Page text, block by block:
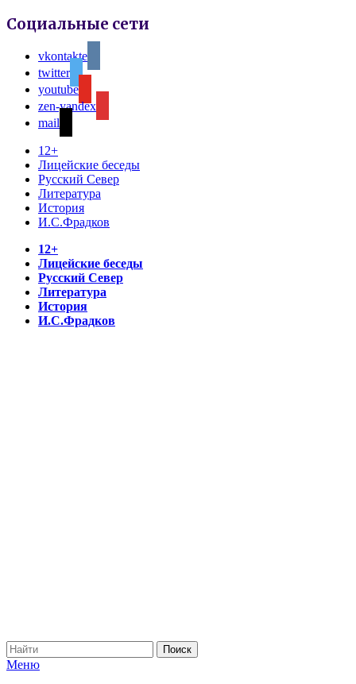
Социальные сети
vkontakte
twitter
youtube
zen-yandex
mail
12+
Лицейские беседы
Русский Север
Литература
История
И.С.Фрадков
12+
Лицейские беседы
Русский Север
Литература
История
И.С.Фрадков
Меню